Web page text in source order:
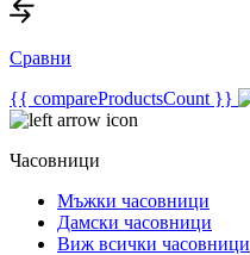
Сравни
{{ compareProductsCount }}
Часовници
Мъжки часовници
Дамски часовници
Виж всички часовници